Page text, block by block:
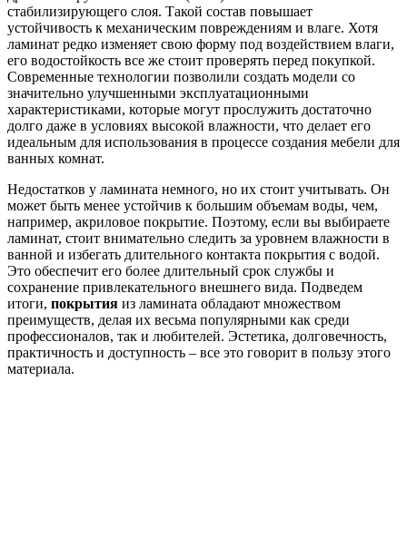
стабилизирующего слоя. Такой состав повышает
устойчивость к механическим повреждениям и влаге. Хотя
ламинат редко изменяет свою форму под воздействием влаги,
его водостойкость все же стоит проверять перед покупкой.
Современные технологии позволили создать модели со
значительно улучшенными эксплуатационными
характеристиками, которые могут прослужить достаточно
долго даже в условиях высокой влажности, что делает его
идеальным для использования в процессе создания мебели для
ванных комнат.
Недостатков у ламината немного, но их стоит учитывать. Он
может быть менее устойчив к большим объемам воды, чем,
например, акриловое покрытие. Поэтому, если вы выбираете
ламинат, стоит внимательно следить за уровнем влажности в
ванной и избегать длительного контакта покрытия с водой.
Это обеспечит его более длительный срок службы и
сохранение привлекательного внешнего вида. Подведем
итоги, покрытия из ламината обладают множеством
преимуществ, делая их весьма популярными как среди
профессионалов, так и любителей. Эстетика, долговечность,
практичность и доступность – все это говорит в пользу этого
материала.